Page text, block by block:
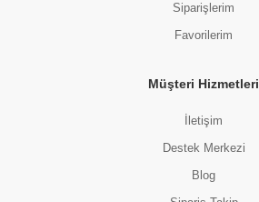
Siparişlerim
Favorilerim
Müşteri Hizmetleri
İletişim
Destek Merkezi
Blog